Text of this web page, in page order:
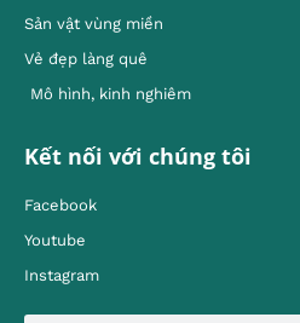
Sản vật vùng miền
Vẻ đẹp làng quê
Mô hình, kinh nghiêm
Kết nối với chúng tôi
Facebook
Youtube
Instagram